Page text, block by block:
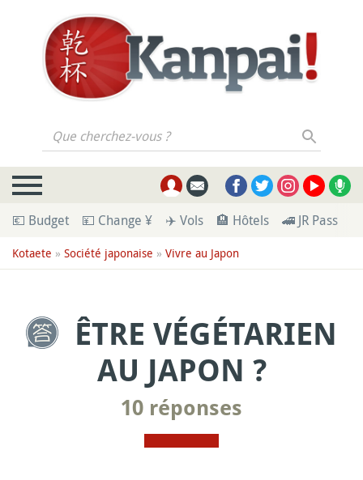
Que cherchez-vous ?
💶 Budget 💴 Change ¥ ✈️ Vols 🏨 Hôtels 🚄 JR Pass
Kotaete » Société japonaise » Vivre au Japon
ÊTRE VÉGÉTARIEN
AU JAPON ?
10 réponses